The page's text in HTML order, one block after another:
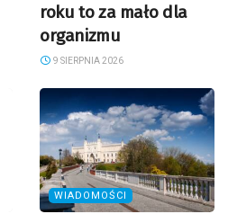
roku to za mało dla
organizmu
9 SIERPNIA 2026
WIADOMOŚCI